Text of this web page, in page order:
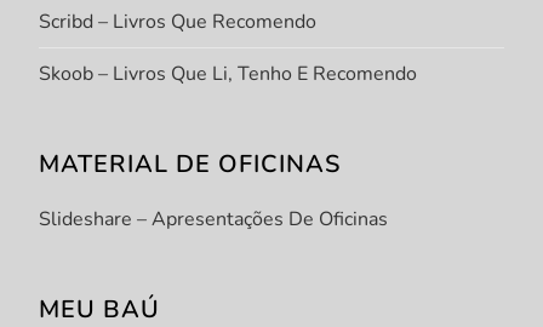
Scribd – Livros Que Recomendo
Skoob – Livros Que Li, Tenho E Recomendo
MATERIAL DE OFICINAS
Slideshare – Apresentações De Oficinas
MEU BAÚ